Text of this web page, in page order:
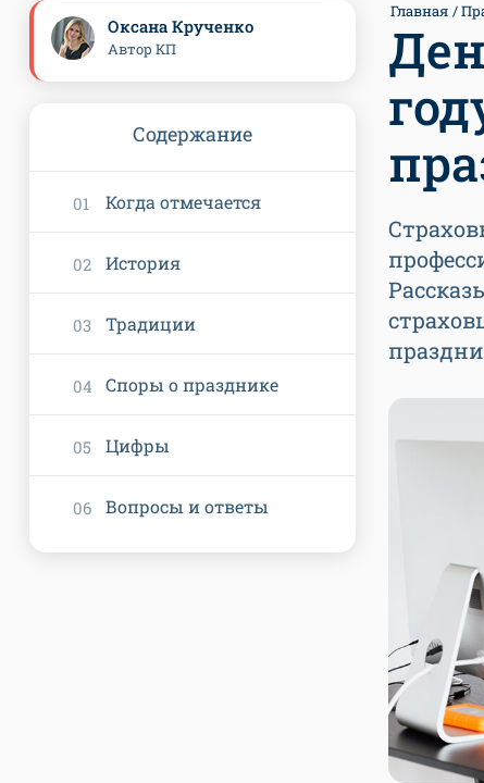
Главная
Оксана Крученко
Автор КП
Содержание
Когда отмечается
История
Традиции
Споры о празднике
Цифры
Вопросы и ответы